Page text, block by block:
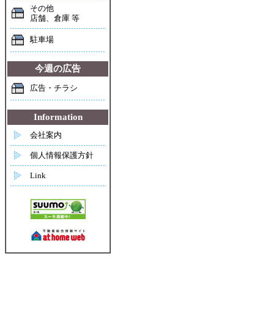
その他
店舗、倉庫 等
駐車場
今週の広告
広告・チラシ
Information
会社案内
個人情報保護方針
Link